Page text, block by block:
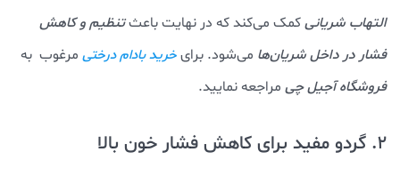
التهاب شریانی کمک می‌کند که در نهایت باعثتنظیم و کاهش
فشار در داخل شریان‌ها می‌شود. برایخرید بادام درختی مرغوب به
فروشگاه آجیل چی مراجعه نمایید.
2. گردو مفید برای کاهش فشار خون بالا